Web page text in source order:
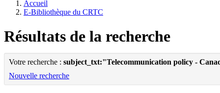
Accueil
E-Bibliothèque du CRTC
Résultats de la recherche
Votre recherche : subject_txt:"Telecommunication policy -
Nouvelle recherche